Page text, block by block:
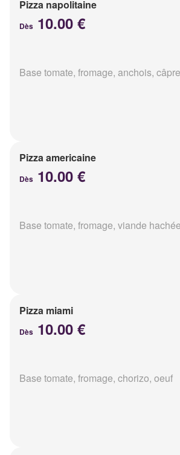
Pizza napolitaine
Dès 10.00 €
Base tomate, fromage, anchois,
Pizza americaine
Dès 10.00 €
Base tomate, fromage, viande
Pizza miami
Dès 10.00 €
Base tomate, fromage, chorizo, oeuf